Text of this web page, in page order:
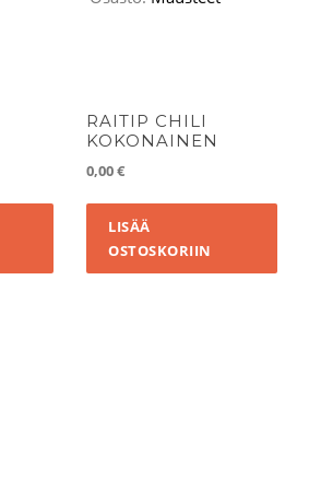
RAITIP CHILI
KOKONAINEN
0,00€
LISÄÄ
OSTOSKORIIN